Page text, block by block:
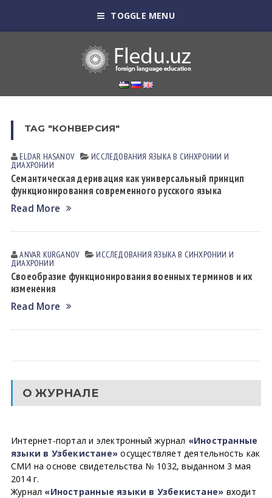
TOGGLE MENU
TAG "КОНВЕРСИЯ"
ELDAR HАSАNOV ИССЛЕДОВАНИЯ ЯЗЫКА В СИНХРОНИИ И
ДИАХРОНИИ
Семантическая деривация как универсальный принцип
функционирования современного русского языка
Read More
ANVAR KURGANOV ИССЛЕДОВАНИЯ ЯЗЫКА В СИНХРОНИИ И
ДИАХРОНИИ
Своеобразие функционирования военных терминов и их
изменения
Read More
О ЖУРНАЛЕ
Интернет-портал и электронный журнал «Иностранные
языки в Узбекистане» осуществляет деятельность как
СМИ на основе свидетельства № 1032, выданном 3 мая
2014 г.
Журнал «Иностранные языки в Узбекистане» входит